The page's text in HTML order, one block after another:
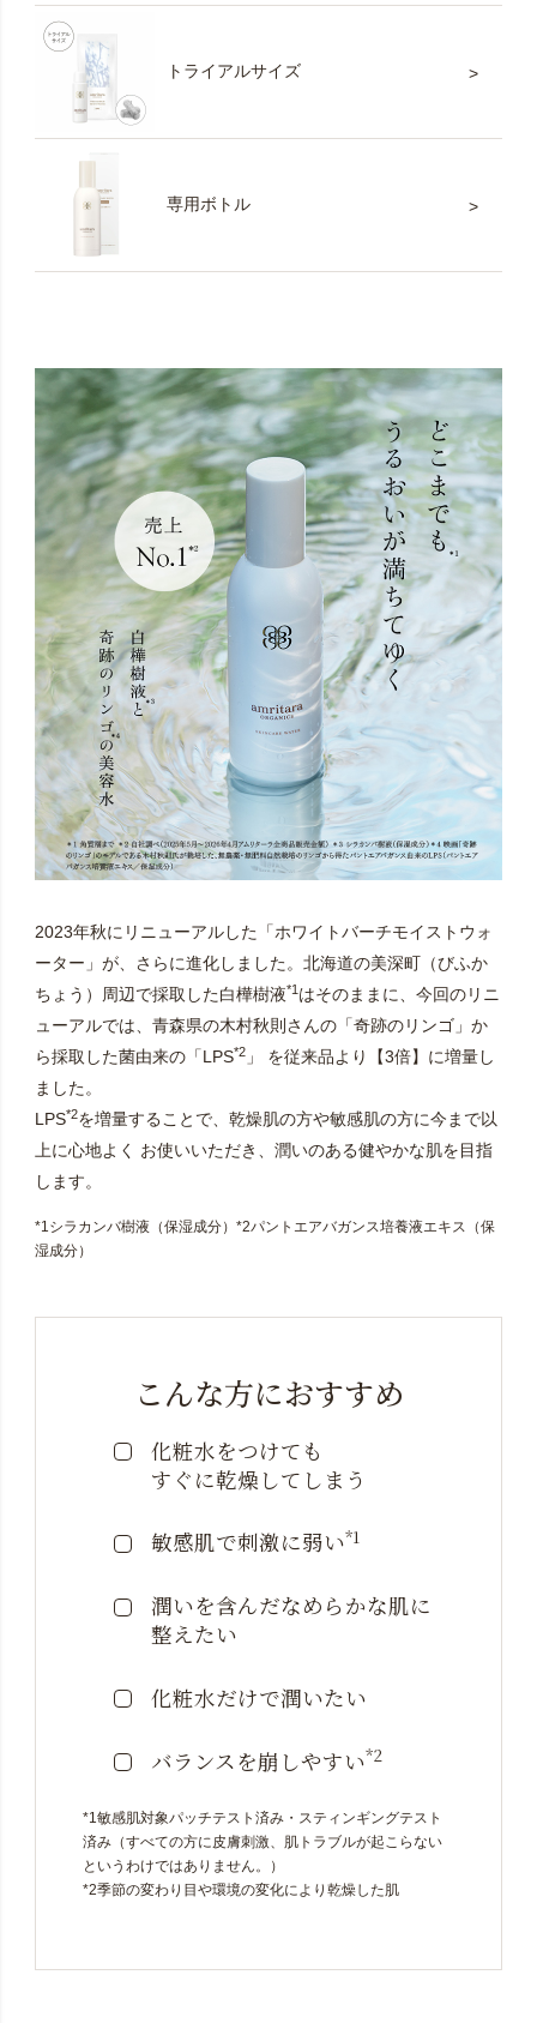
※システム上、定期便商品と通常商品を一緒にご購入い
ただくことや、一緒にお届けすることができません。
予めご了承ください。
※商品はポスト投函の「メール便」でのお届けになりま
す。そのため、お申し込みステップでご指定いただく
「お届け日」は、当社からの「出荷日」となります。
遅れる場合がございます。ご了承ください）。また、
定枠」が表示されますが、お届け時間帯の指定はご利
用いただけません。
※5回目以降のお休み（スキップ）・解約・出荷日・数量
の変更に関するご相談は、マイページ・お電話・お問
い合わせフォームにて承ります。直近のご配送分をお
受け取り後、次回「お届け日（出荷日）」の2週間前ま
でにお申し出ください。
※１定期便について複数のお届け先を設定することはで
きません。
※定期便お申し込み時に登録住所以外をお届け先にご設
定された場合は、マイページからは変更できないた
め、「お問い合わせフォーム」より、住所変更をご依
頼ください。
※定期便の配送完了後に「定期便ご購入」に応じたポイ
ントをお付けしておりますが、システムの都合上、ポ
なります。
トライアルサイズ
専用ボトル
2023年秋にリニューアルした「ホワイトバーチモイストウォ
ーター」が、さらに進化しました。北海道の美深町（びふか
ちょう）周辺で採取した白樺樹液*1はそのままに、今回のリニ
ューアルでは、青森県の木村秋則さんの「奇跡のリンゴ」か
ら採取した菌由来の「LPS*2」 を従来品より【3倍】に増量し
ました。
LPS*2を増量することで、乾燥肌の方や敏感肌の方に今まで以
上に心地よく お使いいただき、潤いのある健やかな肌を目指
します。
*1シラカンバ樹液（保湿成分）*2パントエアバガンス培養液エキス（保
湿成分）
こんな方におすすめ
化粧水をつけても
すぐに乾燥してしまう
敏感肌で刺激に弱い*1
潤いを含んだなめらかな肌に
整えたい
化粧水だけで潤いたい
バランスを崩しやすい*2
*1敏感肌対象パッチテスト済み・スティンギングテスト
済み（すべての方に皮膚刺激、肌トラブルが起こらない
というわけではありません。）
*2季節の変わり目や環境の変化により乾燥した肌